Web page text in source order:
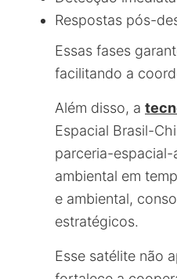
Respostas pós-
Essas fases
facilitando a
Além disso, a
Espacial Brasil-
parceria-
ambiental em
e ambiental,
estratégicos.
Esse satélite não